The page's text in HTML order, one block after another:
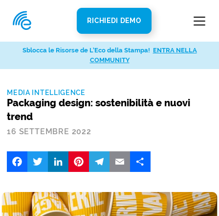
RICHIEDI DEMO
MEDIA INTELLIGENCE
Packaging design: sostenibilità e nuovi
trend
16 SETTEMBRE 2022
FacebookTwitter LinkedIn
Sblocca le Risorse de L’Eco della Stampa! ENTRA NELLA
COMMUNITY